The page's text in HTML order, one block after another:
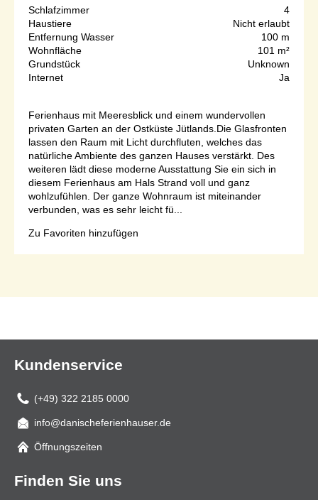
Schlafzimmer
4
Haustiere
Nicht erlaubt
Entfernung Wasser
100 m
Wohnfläche
101 m²
Grundstück
Unknown
Internet
Ja
Ferienhaus mit Meeresblick und einem wundervollen
privaten Garten an der Ostküste Jütlands.Die Glasfronten
lassen den Raum mit Licht durchfluten, welches das
natürliche Ambiente des ganzen Hauses verstärkt. Des
weiteren lädt diese moderne Ausstattung Sie ein sich in
diesem Ferienhaus am Hals Strand voll und ganz
wohlzufühlen. Der ganze Wohnraum ist miteinander
verbunden, was es sehr leicht fü...
Zu Favoriten hinzufügen
Kundenservice
(+49) 322 2185 0000
Mail
info@danischeferienhauser.de
Öffnungszeiten
Finden Sie uns